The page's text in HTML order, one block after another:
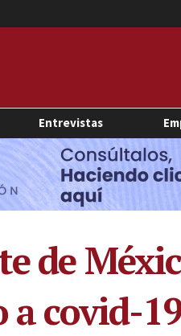
Entrevistas
de
covid-19